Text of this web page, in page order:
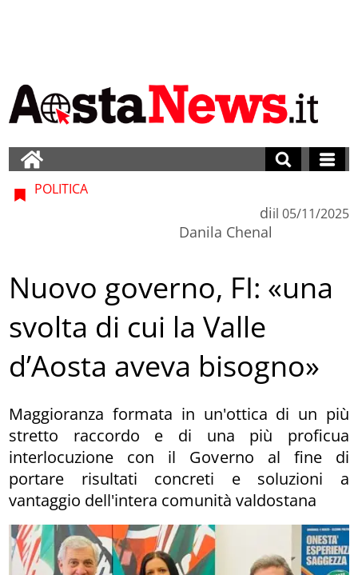
POLITICA
di
Danila Chenal
il 05/11/2025
Nuovo governo, FI: «una
svolta di cui la Valle
d’Aosta aveva bisogno»
Maggioranza formata in un'ottica di un più
stretto raccordo e di una più proficua
interlocuzione con il Governo al fine di
portare risultati concreti e soluzioni a
vantaggio dell'intera comunità valdostana